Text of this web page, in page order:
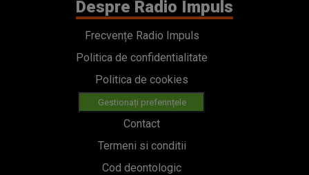
Despre Radio Impuls
Frecvențe Radio Impuls
Politica de confidentialitate
Politica de cookies
Gestionați preferințele
Contact
Termeni si conditii
Cod deontologic